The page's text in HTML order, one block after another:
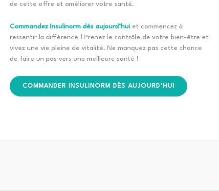
de cette offre et améliorer votre santé.
Commandez Insulinorm dès aujourd’hui et commencez à
ressentir la différence ! Prenez le contrôle de votre bien-être et
vivez une vie pleine de vitalité. Ne manquez pas cette chance
de faire un pas vers une meilleure santé !
COMMANDER INSULINORM DÈS AUJOURD’HUI